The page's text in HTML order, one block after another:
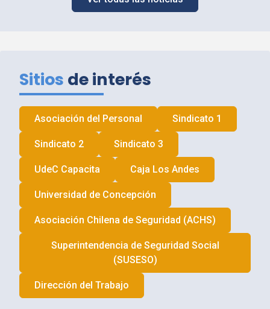
Sitios de interés
Asociación del Personal Sindicato 1
Sindicato 2 Sindicato 3
UdeC Capacita Caja Los Andes
Universidad de Concepción
Asociación Chilena de Seguridad (ACHS)
Superintendencia de Seguridad Social
(SUSESO)
Dirección del Trabajo